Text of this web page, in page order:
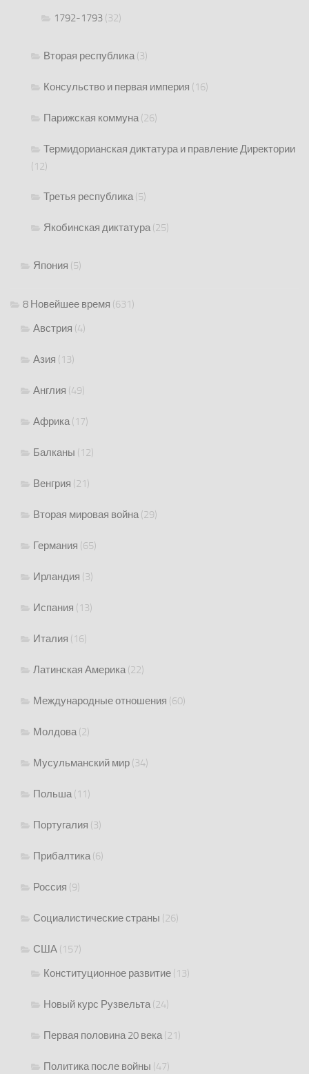
1792-1793 (32)
Вторая республика(3)
Консульство и первая империя (16)
Парижская коммуна(26)
Термидорианская диктатура и правление Директории
(12)
Третья республика(5)
Якобинская диктатура(25)
Япония (5)
8 Новейшее время (631)
Австрия (4)
Азия (13)
Англия (49)
Африка(17)
Балканы (12)
Венгрия (21)
Вторая мировая война(29)
Германия (65)
Ирландия (3)
Испания (13)
Италия (16)
Латинская Америка(22)
Международные отношения (60)
Молдова(2)
Мусульманский мир (34)
Польша(11)
Португалия (3)
Прибалтика(6)
Россия (9)
Социалистические страны (26)
США (157)
Конституционное развитие (13)
Новый курс Рузвельта(24)
Первая половина 20 века(21)
Политика после войны (47)